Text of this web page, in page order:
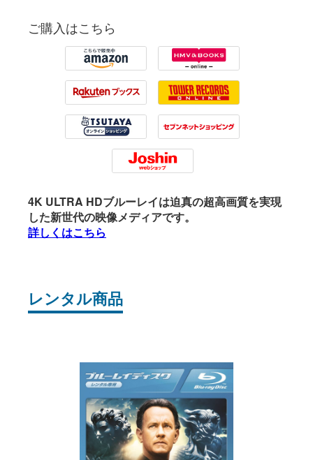
ご購入はこちら
Amazon HMV
Rakuten Tower Records
Tsutaya 7net
Joshin
4K ULTRA HDブルーレイは迫真の超高画質を実現
した新世代の映像メディアです。
詳しくはこちら
レンタル商品